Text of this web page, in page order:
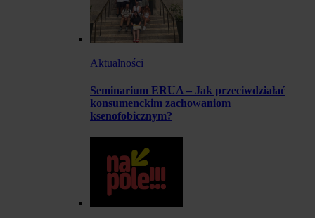
Aktualności
Seminarium ERUA – Jak przeciwdziałać
konsumenckim zachowaniom
ksenofobicznym?